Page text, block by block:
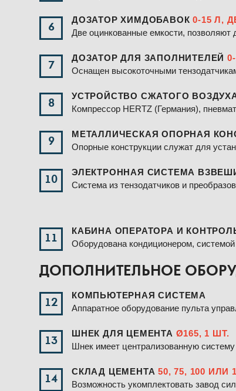
6
ДОЗАТОР ХИМДОБАВОК0-15 Л,
Две оцинкованные емкости, позволяют
7
ДОЗАТОР ДЛЯ ЗАПОЛНИТЕЛЕЙ
Оснащен высокоточными
8
УСТРОЙСТВО СЖАТОГО
Компрессор HERTZ (Германия),
9
МЕТАЛЛИЧЕСКАЯ ОПОРНАЯ
Опорные конструкции служат для
10
ЭЛЕКТРОННАЯ СИСТЕМА
Система из тензодатчиков и
11
КАБИНА ОПЕРАТОРА И
Оборудована кондиционером,
ДОПОЛНИТЕЛЬНОЕ
12
КОМПЬЮТЕРНАЯ СИСТЕМА
Аппаратное оборудование пульта
13
ШНЕК ДЛЯ ЦЕМЕНТА Ø165, 1 ШТ.
Шнек имеет централизованную
14
СКЛАД ЦЕМЕНТА50, 75, 100 ИЛИ
Возможность укомплектовать завод